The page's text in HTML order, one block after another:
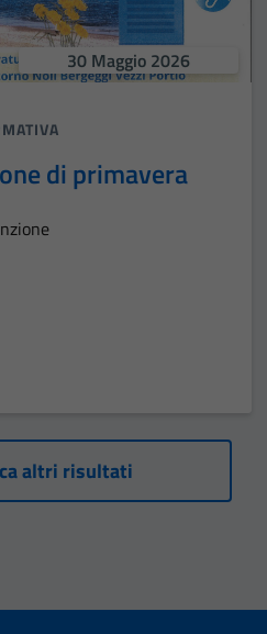
30 Maggio 2026
di primavera
altri risultati